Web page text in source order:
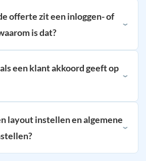
offerte zit een inloggen- of
is dat?
een klant akkoord geeft op
layout instellen en algemene